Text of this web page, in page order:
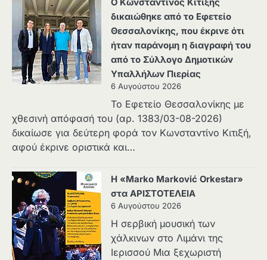
Ο Κωνσταντίνος Κιτιξής
δικαιώθηκε από το Εφετείο
Θεσσαλονίκης, που έκρινε ότι
ήταν παράνομη η διαγραφή του
από το Σύλλογο Δημοτικών
Υπαλλήλων Πιερίας
6 Αυγούστου 2026
Το Εφετείο Θεσσαλονίκης με
χθεσινή απόφασή του (αρ. 1383/03-08-2026)
δικαίωσε για δεύτερη φορά τον Κωνσταντίνο Κιτιξή,
αφού έκρινε οριστικά και…
Η «Marko Marković Orkestar»
στα ΑΡΙΣΤΟΤΕΛΕΙΑ
6 Αυγούστου 2026
Η σερβική μουσική των
χάλκινων στο Λιμάνι της
Ιερισσού Μια ξεχωριστή